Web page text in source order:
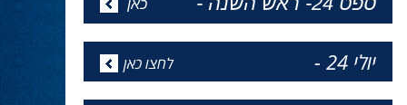
ולהשפיע
24.02.24